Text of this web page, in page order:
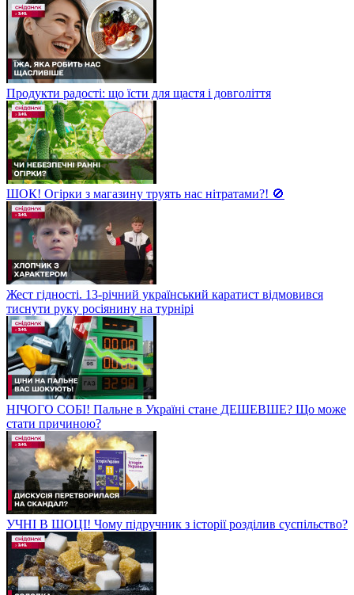
Продукти радості: що їсти для щастя і довголіття
ШОК! Огірки з магазину труять нас нітратами?! 🚫
Жест гідності. 13-річний український каратист відмовився
тиснути руку росіянину на турнірі
НІЧОГО СОБІ! Пальне в Україні стане ДЕШЕВШЕ? Що може
стати причиною?
УЧНІ В ШОЦІ! Чому підручник з історії розділив суспільство?